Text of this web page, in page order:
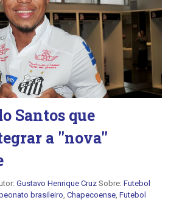
Santos que
a ''nova''
Gustavo Henrique Cruz Sobre: Futebol
brasileiro Chapecoense Futebol